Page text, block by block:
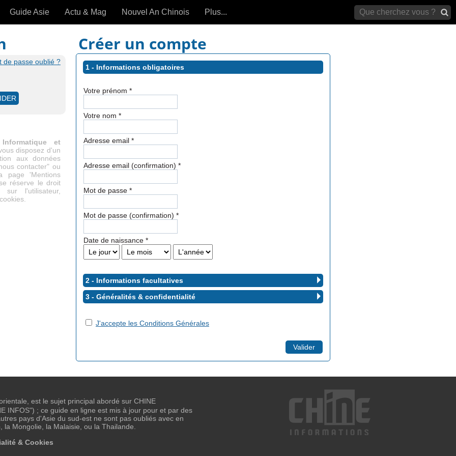
»
Guide Asie Actu & Mag
Articles intemporels
Nouvel An Chinois Plus...
de passe oublié ?
et
vous disposez d'un
aux données
contacter" ou
page 'Mentions
réserve le droit
l'utilisateur,
Créer un compte
1 - Informations obligatoires
Votre prénom *
Votre nom *
Adresse email *
Adresse email (confirmation) *
Mot de passe *
Mot de passe (confirmation) *
Date de naissance *
2 - Informations facultatives
3 - Généralités & confidentialité
J'accepte les Conditions Générales
est le sujet principal abordé sur CHINE
INFOS") ; ce guide en ligne est mis à jour pour et par des
pays d'Asie du sud-est ne sont pas oubliés avec en
Mongolie, la Malaisie, ou la Thailande.
& Cookies